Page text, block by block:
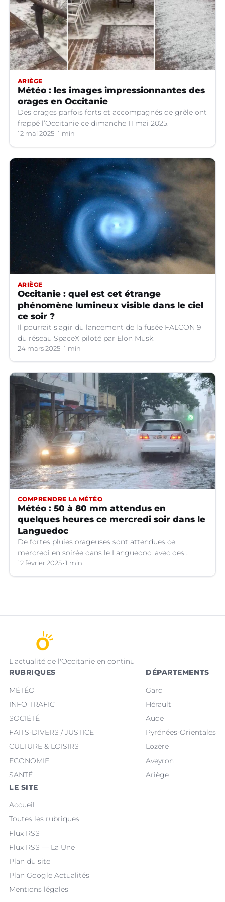
ARIÈGE
Météo : les images impressionnantes des
orages en Occitanie
Des orages parfois forts et accompagnés de grêle ont
frappé l’Occitanie ce dimanche 11 mai 2025.
12 mai 2025 1 min
ARIÈGE
Occitanie : quel est cet étrange
phénomène lumineux visible dans le ciel
ce soir ?
Il pourrait s’agir du lancement de la fusée FALCON 9
du réseau SpaceX piloté par Elon Musk.
24 mars 2025 1 min
COMPRENDRE LA MÉTÉO
Météo : 50 à 80 mm attendus en
quelques heures ce mercredi soir dans le
Languedoc
De fortes pluies orageuses sont attendues ce
mercredi en soirée dans le Languedoc, avec des
cumuls importants. Les prévisions météo.
12 février 2025 1 min
L'actualité de l'Occitanie en continu
RUBRIQUES
MÉTÉO
INFO TRAFIC
SOCIÉTÉ
FAITS-DIVERS / JUSTICE
CULTURE & LOISIRS
ECONOMIE
SANTÉ
DÉPARTEMENTS
Gard
Hérault
Aude
Pyrénées-Orientales
Lozère
Aveyron
Ariège
LE SITE
Accueil
Toutes les rubriques
Flux RSS
Flux RSS — La Une
Plan du site
Plan Google Actualités
Mentions légales